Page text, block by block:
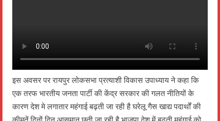
इस अवसर पर रायपुर लोकसभा प्रत्याशी विकास उपाध्याय ने कहा कि
एक तरफ भारतीय जनता पार्टी की केंद्र सरकार की गलत नीतियों के
कारण देश मे लगातार महंगाई बढ़ती जा रही है घरेलू गैस खाद्य पदार्थों की